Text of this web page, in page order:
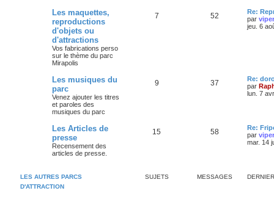
Les maquettes,
reproductions
d'objets ou
d'attractions
Vos fabrications perso
sur le thème du parc
Mirapolis
7 52
Re:
par
jeu. 6
Les musiques du
parc
Venez ajouter les titres
et paroles des
musiques du parc
9 37
Re:
par
lun. 7
Les Articles de
presse
Recensement des
articles de presse.
15 58
Re:
par
mar. 14
LES AUTRES PARCS
D'ATTRACTION
SUJETS MESSAGES